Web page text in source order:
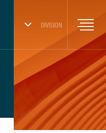
DIVISION